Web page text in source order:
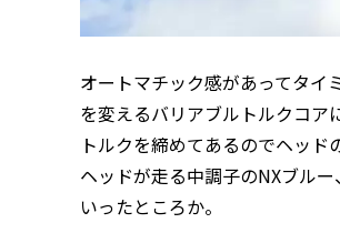
オートマチック感があってタイ
を変えるバリアブルトルクコア
トルクを締めてあるのでヘッド
ヘッドが走る中調子のNXブル
いったところか。